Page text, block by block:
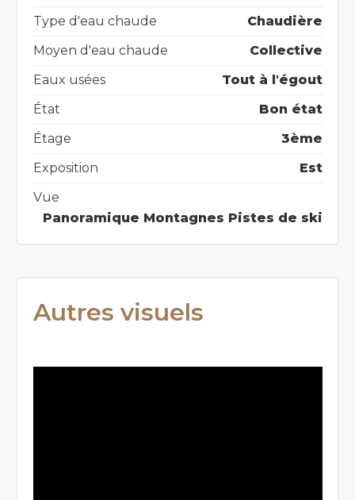
Type d'eau chaude
Chaudière
Moyen d'eau chaude
Collective
Eaux usées
Tout à l'égout
État
Bon état
Étage
3ème
Exposition
Est
Vue
Panoramique Montagnes Pistes de ski
Autres visuels